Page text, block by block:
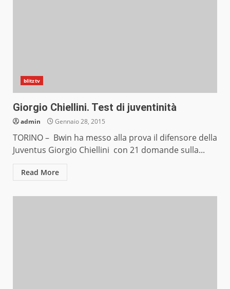
blitztv
Giorgio Chiellini. Test di juventinità
admin Gennaio 28, 2015
TORINO – Bwin ha messo alla prova il difensore della
Juventus Giorgio Chiellini con 21 domande sulla...
Read More